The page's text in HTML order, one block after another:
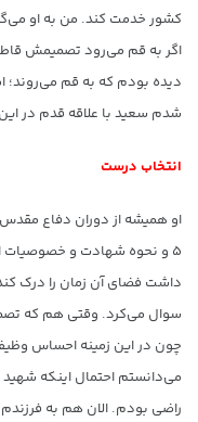
کشور خدمت کند. من به او
اگر به قم می‌رود تصمیمش
دیده بودم که به قم می‌روند؛
شدم سعید با علاقه قدم در
انتخاب درست
۵ و نحوه شهادت و
داشت فضای آن زمان را درک
سوال می‌کرد. وقتی هم که
چون در این زمینه احساس
می‌دانستم احتمال اینکه
راضی بودم. الان هم به